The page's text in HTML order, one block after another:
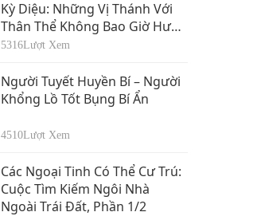
Kỳ Diệu: Những Vị Thánh Với
Thân Thể Không Bao Giờ Hư
Hoại, Phần 1/2
5316Lượt Xem
Người Tuyết Huyền Bí – Người
Khổng Lồ Tốt Bụng Bí Ẩn
4510Lượt Xem
Các Ngoại Tinh Có Thể Cư Trú:
Cuộc Tìm Kiếm Ngôi Nhà
Ngoài Trái Đất, Phần 1/2